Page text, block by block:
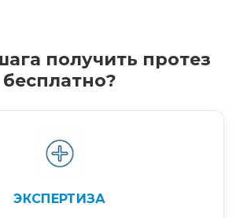
получить протез
бесплатно?
ЭКСПЕРТИЗА